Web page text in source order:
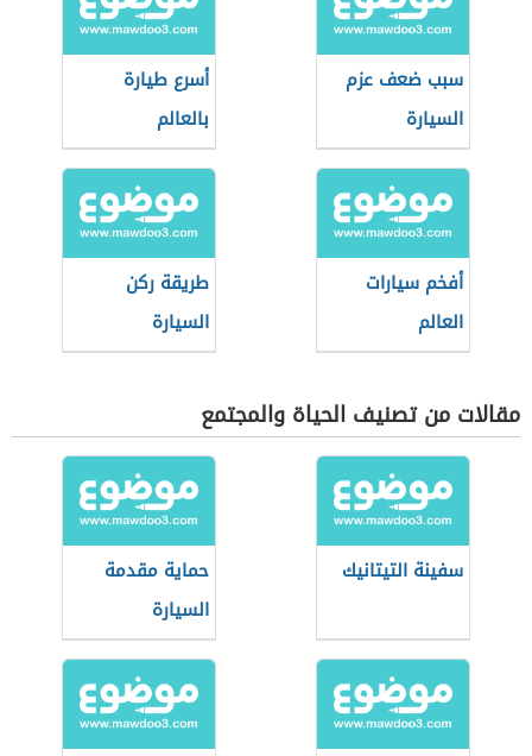
سبب ضعف عزم
السيارة
أسرع طيارة
بالعالم
أفخم سيارات
العالم
طريقة ركن
السيارة
مقالات من تصنيف الحياة والمجتمع
سفينة التيتانيك
حماية مقدمة
السيارة